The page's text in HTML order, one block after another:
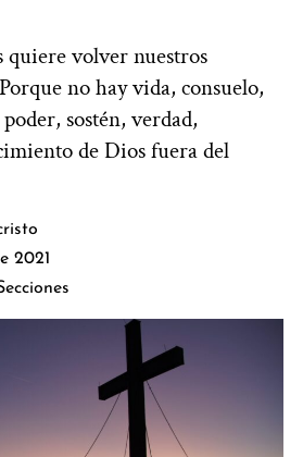
quiere volver nuestros
no hay vida, consuelo,
sostén, verdad,
de Dios fuera del
2021